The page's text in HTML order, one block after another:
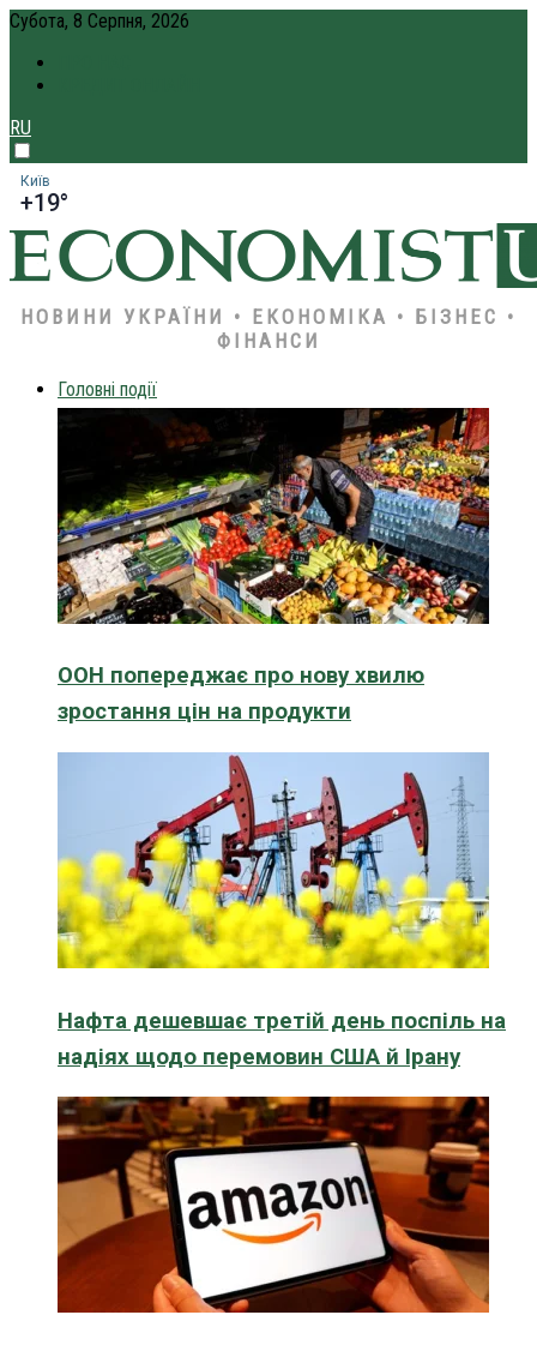
Субота, 8 Серпня, 2026
RU
Київ
+19°
НОВИНИ УКРАЇНИ • ЕКОНОМІКА • БІЗНЕС •
ФІНАНСИ
Головні події
ООН попереджає про нову хвилю
зростання цін на продукти
Нафта дешевшає третій день поспіль на
надіях щодо перемовин США й Ірану